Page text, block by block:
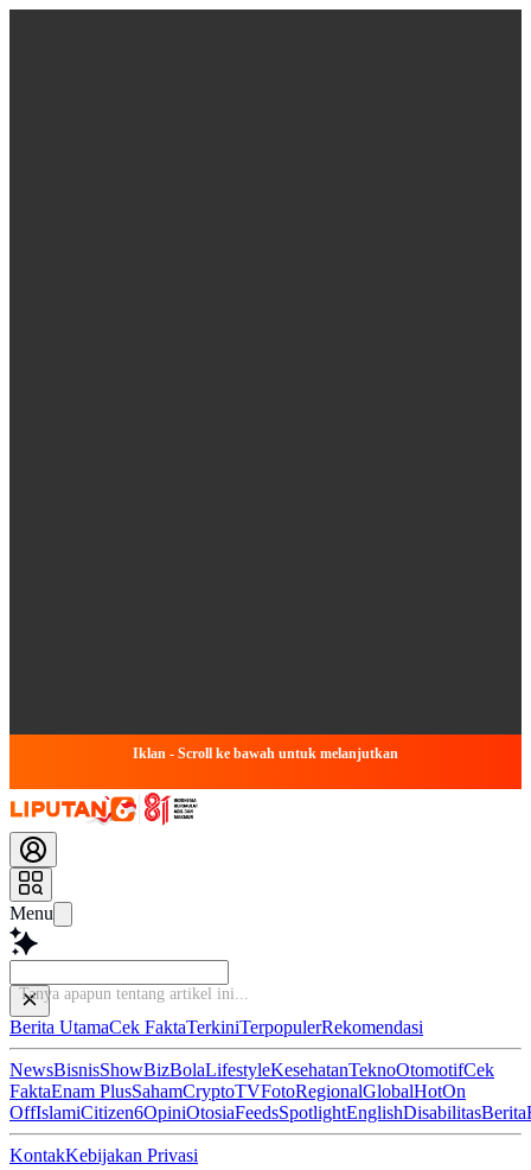
Iklan - Scroll ke bawah untuk melanjutkan
Menu
Baca le
Berita UtamaCek FaktaTerkiniTerpopulerRekomendasi
NewsBisnisShowBizBolaLifestyleKesehatanTeknoOtomotifCek
FaktaEnam PlusSahamCryptoTVFotoRegionalGlobalHotOn
OffIslamiCitizen6OpiniOtosiaFeedsSpotlightEnglishDisabilitasBerita
KontakKebijakan Privasi